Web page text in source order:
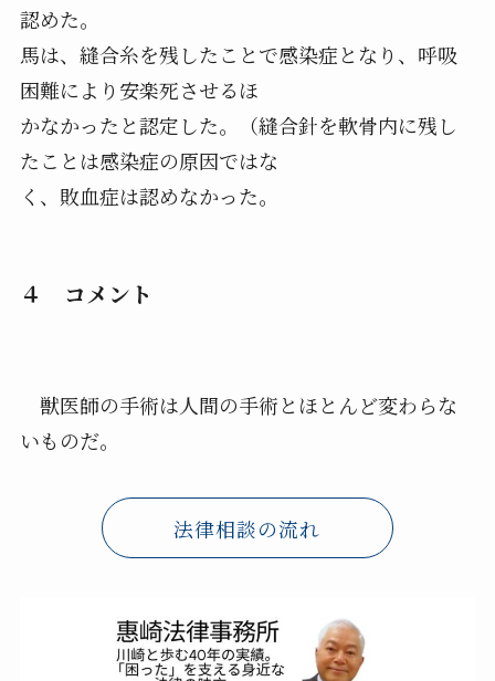
認めた。
馬は、縫合糸を残したことで感染症となり、呼吸
困難により安楽死させるほ
かなかったと認定した。（縫合針を軟骨内に残し
たことは感染症の原因ではな
く、敗血症は認めなかった。
４ コメント
獣医師の手術は人間の手術とほとんど変わらな
いものだ。
法律相談の流れ